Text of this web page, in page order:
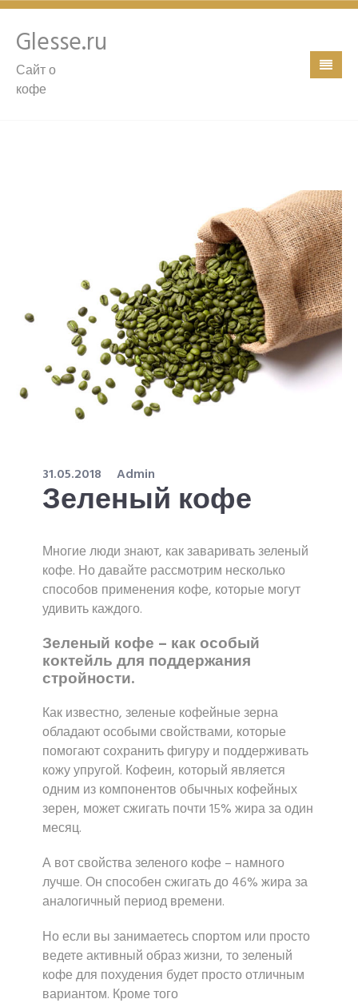
Glesse.ru
Сайт о
кофе
31.05.2018 Admin
Зеленый кофе
Многие люди знают, как заваривать зеленый
кофе. Но давайте рассмотрим несколько
способов применения кофе, которые могут
удивить каждого.
Зеленый кофе – как особый
коктейль для поддержания
стройности.
Как известно, зеленые кофейные зерна
обладают особыми свойствами, которые
помогают сохранить фигуру и поддерживать
кожу упругой. Кофеин, который является
одним из компонентов обычных кофейных
зерен, может сжигать почти 15% жира за один
месяц.
А вот свойства зеленого кофе – намного
лучше. Он способен сжигать до 46% жира за
аналогичный период времени.
Но если вы занимаетесь спортом или просто
ведете активный образ жизни, то зеленый
кофе для похудения будет просто отличным
вариантом. Кроме того